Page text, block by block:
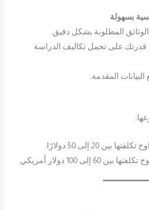
بسهولة
المطلوبة بشكل دقيق.
قدرتك على تحمل تكاليف الدراسة
المقدمة.
بين 20 إلى 50 دولارًا.
بين 60 إلى 100 دولار أمريكي.